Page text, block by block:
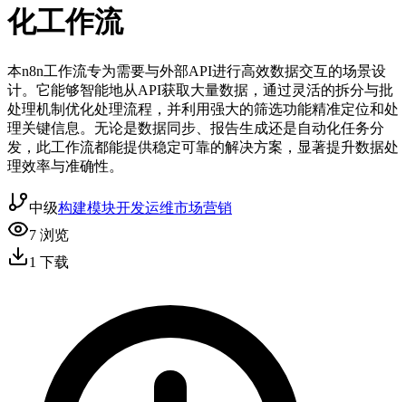
化工作流
本n8n工作流专为需要与外部API进行高效数据交互的场景设
计。它能够智能地从API获取大量数据，通过灵活的拆分与批
处理机制优化处理流程，并利用强大的筛选功能精准定位和处
理关键信息。无论是数据同步、报告生成还是自动化任务分
发，此工作流都能提供稳定可靠的解决方案，显著提升数据处
理效率与准确性。
中级构建模块开发运维市场营销
7 浏览
1 下载